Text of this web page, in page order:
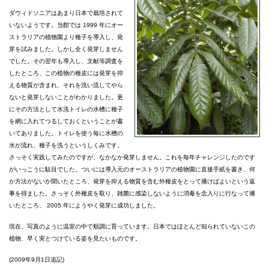
ダウィドソニアはあまり日本で栽培されて
いないようです。当館では 1999 年にオー
ストラリアの植物園より種子を導入し、発
芽を試みました。しかし全く発芽しません
でした。その翌年も導入し、文献等調査を
したところ、この植物の種皮には発芽を抑
える物質が含まれ、それを洗い流してやら
ないと発芽しないことがわかりました。更
にその方法として水洗トイレの水槽に種子
を網に入れてつるしておくということが書
いてありました。トイレを使う毎に水槽の
水が流れ、種子を洗うというしくみです。
さっそく実践してみたのですが、なかなか発芽しません。これを毎年チャレンジしたのです
がいっこうに駄目でした。ついには導入元のオーストラリアの植物園に直接手紙を書き、何
か方法がないか聞いたところ、発芽を抑える物質を含む外種皮をとって播けばよいという返
事を得ました。さっそく外種皮を取り、雑菌に感染しないように消毒を念入りに行なって播
いたところ、 2005 年にようやく発芽に成功しました。
現在、写真のように温室の中で順調に育っています。日本ではほとんど知られていないこの
植物、早く実とつけている姿を見たいものです。
(2009年9月1日追記)